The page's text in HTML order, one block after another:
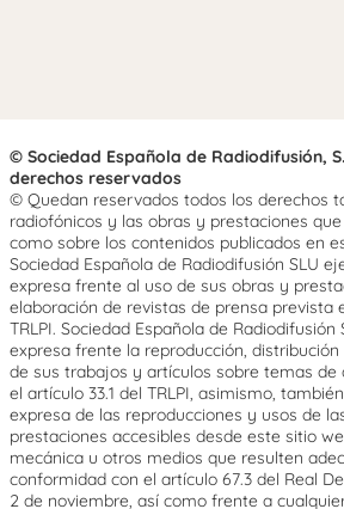
© Sociedad Española de Radiodifusión,
derechos reservados
© Quedan reservados todos los derechos
radiofónicos y las obras y prestaciones
como sobre los contenidos publicados en
Sociedad Española de Radiodifusión SLU
expresa frente al uso de sus obras y
elaboración de revistas de prensa prevista
TRLPI. Sociedad Española de
expresa frente la reproducción,
de sus trabajos y artículos sobre temas de
el artículo 33.1 del TRLPI, asimismo,
expresa de las reproducciones y usos de
prestaciones accesibles desde este sitio
mecánica u otros medios que resulten
conformidad con el artículo 67.3 del Real
2 de noviembre, así como frente a